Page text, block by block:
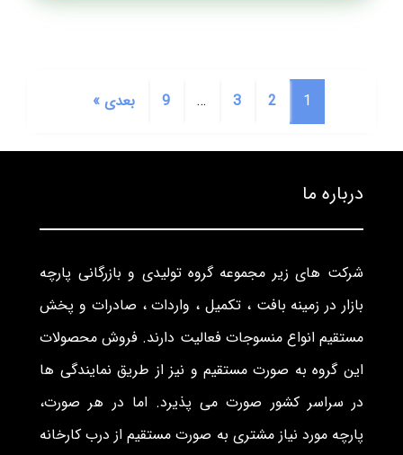
1
2
3
…
9 بعدی »
درباره ما
شرکت های زیر مجموعه گروه تولیدی و بازرگانی پارچه
بازار در زمینه بافت ، تکمیل ، واردات ، صادرات و پخش
مستقیم انواع منسوجات فعالیت دارند. فروش محصولات
این گروه به صورت مستقیم و نیز از طریق نمایندگی ها
در سراسر کشور صورت می پذیرد. اما در هر صورت،
پارچه مورد نیاز مشتری به صورت مستقیم از درب کارخانه